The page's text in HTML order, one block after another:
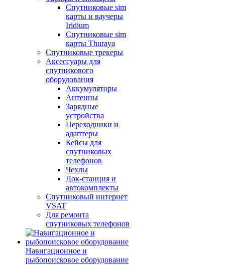
Спутниковые sim
карты и ваучеры
Iridium
Спутниковые sim
карты Thuraya
Спутниковые трекеры
Аксессуары для
спутникового
оборудования
Аккумуляторы
Антенны
Зарядные
устройства
Переходники и
адаптеры
Кейсы для
спутниковых
телефонов
Чехлы
Док-станция и
автокомплекты
Спутниковый интернет
VSAT
Для ремонта
спутниковых телефонов
Навигационное и
рыбопоисковое оборудование